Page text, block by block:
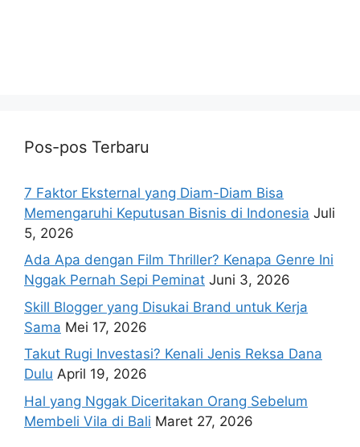
Pos-pos Terbaru
7 Faktor Eksternal yang Diam-Diam Bisa
Memengaruhi Keputusan Bisnis di Indonesia Juli
5, 2026
Ada Apa dengan Film Thriller? Kenapa Genre Ini
Nggak Pernah Sepi Peminat Juni 3, 2026
Skill Blogger yang Disukai Brand untuk Kerja
Sama Mei 17, 2026
Takut Rugi Investasi? Kenali Jenis Reksa Dana
Dulu April 19, 2026
Hal yang Nggak Diceritakan Orang Sebelum
Membeli Vila di Bali Maret 27, 2026